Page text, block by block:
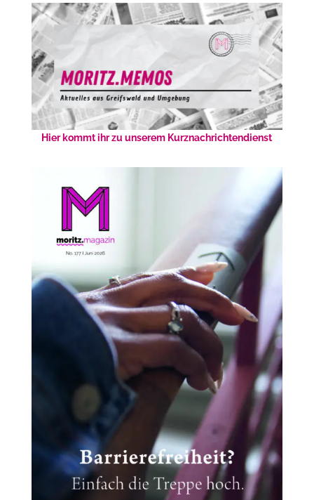
Hier kommt ihr zu unserem Kurznachrichtendienst